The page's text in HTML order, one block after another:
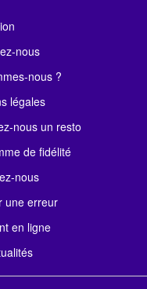
nous
nous ?
légales
nous un resto
de fidélité
nous
une erreur
en ligne